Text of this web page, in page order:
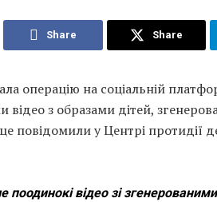
Share Share
операцію на соціальній
відео з образами дітей,
повідомили у Центрі протидії
поодинокі відео зі